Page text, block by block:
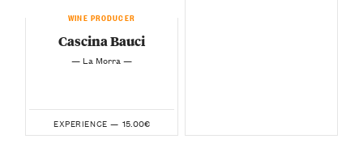
WINE PRODUCER
Cascina Bauci
— La Morra —
EXPERIENCE — 15.00€